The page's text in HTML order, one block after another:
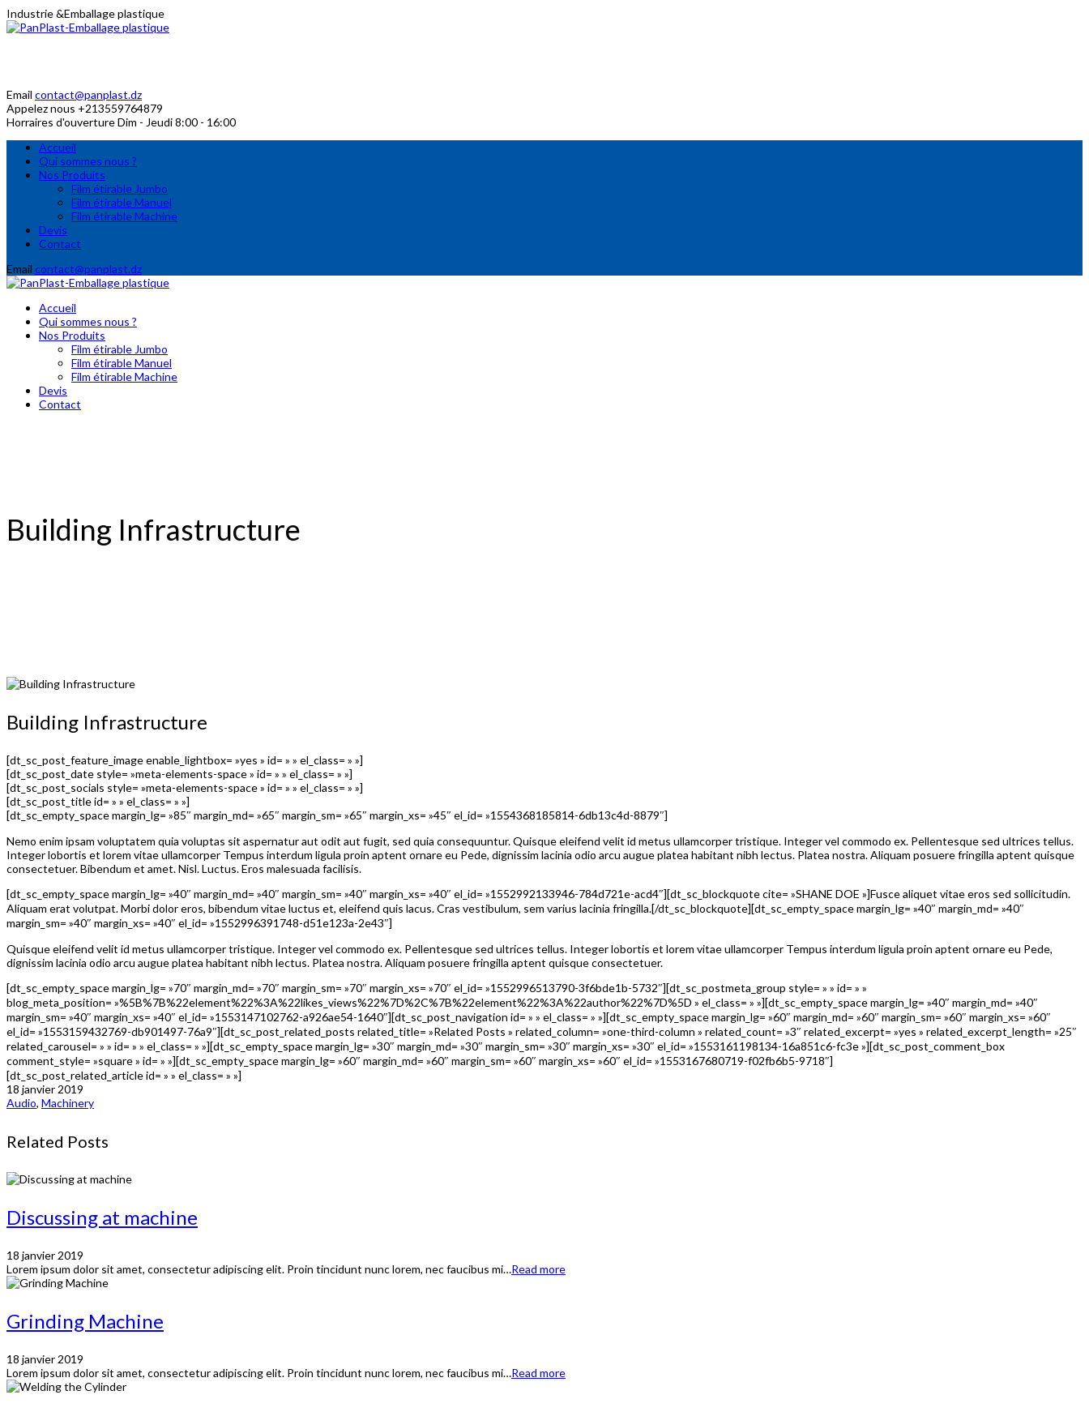
Industrie&Emballage plastique
Email contact@panplast.dz
Appelez nous +213559764879
Horraires d'ouvertureDim - Jeudi 8:00 - 16:00
Accueil
Qui sommes nous ?
Nos Produits
Film étirable Jumbo
Film étirable Manuel
Film étirable Machine
Devis
Contact
Email contact@panplast.dz
Accueil
Qui sommes nous ?
Nos Produits
Film étirable Jumbo
Film étirable Manuel
Film étirable Machine
Devis
Contact
Building Infrastructure
Building Infrastructure
[dt_sc_post_feature_image enable_lightbox= »yes » id= » » el_class= » »]
[dt_sc_post_date style= »meta-elements-space » id= » » el_class= » »]
[dt_sc_post_socials style= »meta-elements-space » id= » » el_class= » »]
[dt_sc_post_title id= » » el_class= » »]
[dt_sc_empty_space margin_lg= »85″ margin_md= »65″ margin_sm= »65″ margin_xs= »45″ el_id= »1554368185814-6db13c4d-8879″]
Nemo enim ipsam voluptatem quia voluptas sit aspernatur aut odit aut fugit, sed quia consequuntur. Quisque eleifend velit id metus ullamcorper tristique. Integer vel commodo ex. Pellentesque sed ultrices tellus.
Integer lobortis et lorem vitae ullamcorper Tempus interdum ligula proin aptent ornare eu Pede, dignissim lacinia odio arcu augue platea habitant nibh lectus. Platea nostra. Aliquam posuere fringilla aptent quisque
consectetuer. Bibendum et amet. Nisl. Luctus. Eros malesuada facilisis.
[dt_sc_empty_space margin_lg= »40″ margin_md= »40″ margin_sm= »40″ margin_xs= »40″ el_id= »1552992133946-784d721e-acd4″][dt_sc_blockquote cite= »SHANE DOE »]Fusce aliquet vitae eros sed sollicitudin.
Aliquam erat volutpat. Morbi dolor eros, bibendum vitae luctus et, eleifend quis lacus. Cras vestibulum, sem varius lacinia fringilla.[/dt_sc_blockquote][dt_sc_empty_space margin_lg= »40″ margin_md= »40″
margin_sm= »40″ margin_xs= »40″ el_id= »1552996391748-d51e123a-2e43″]
Quisque eleifend velit id metus ullamcorper tristique. Integer vel commodo ex. Pellentesque sed ultrices tellus. Integer lobortis et lorem vitae ullamcorper Tempus interdum ligula proin aptent ornare eu Pede,
dignissim lacinia odio arcu augue platea habitant nibh lectus. Platea nostra. Aliquam posuere fringilla aptent quisque consectetuer.
[dt_sc_empty_space margin_lg= »70″ margin_md= »70″ margin_sm= »70″ margin_xs= »70″ el_id= »1552996513790-3f6bde1b-5732″][dt_sc_postmeta_group style= » » id= » »
blog_meta_position= »%5B%7B%22element%22%3A%22likes_views%22%7D%2C%7B%22element%22%3A%22author%22%7D%5D » el_class= » »][dt_sc_empty_space margin_lg= »40″ margin_md= »40″
margin_sm= »40″ margin_xs= »40″ el_id= »1553147102762-a926ae54-1640″][dt_sc_post_navigation id= » » el_class= » »][dt_sc_empty_space margin_lg= »60″ margin_md= »60″ margin_sm= »60″ margin_xs= »60″
el_id= »1553159432769-db901497-76a9″][dt_sc_post_related_posts related_title= »Related Posts » related_column= »one-third-column » related_count= »3″ related_excerpt= »yes » related_excerpt_length= »25″
related_carousel= » » id= » » el_class= » »][dt_sc_empty_space margin_lg= »30″ margin_md= »30″ margin_sm= »30″ margin_xs= »30″ el_id= »1553161198134-16a851c6-fc3e »][dt_sc_post_comment_box
comment_style= »square » id= » »][dt_sc_empty_space margin_lg= »60″ margin_md= »60″ margin_sm= »60″ margin_xs= »60″ el_id= »1553167680719-f02fb6b5-9718″]
[dt_sc_post_related_article id= » » el_class= » »]
18 janvier 2019
Audio, Machinery
Related Posts
Discussing at machine
18 janvier 2019
Lorem ipsum dolor sit amet, consectetur adipiscing elit. Proin tincidunt nunc lorem, nec faucibus mi…Read more
Grinding Machine
18 janvier 2019
Lorem ipsum dolor sit amet, consectetur adipiscing elit. Proin tincidunt nunc lorem, nec faucibus mi…Read more